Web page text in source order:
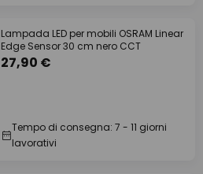
Lampada LED per mobili OSRAM Linear
Edge Sensor 30 cm nero CCT
27,90 €
Tempo di consegna: 7 - 11 giorni
lavorativi